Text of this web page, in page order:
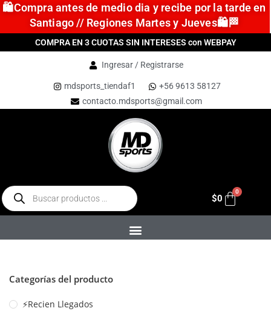
🛍️Compra antes de medio dia y recibe por la tarde en
Santiago // Regiones Martes y Jueves🛍️🏁
COMPRA EN 3 CUOTAS SIN INTERESES con WEBPAY
Ingresar / Registrarse
mdsports_tiendaf1
+56 9613 58127
contacto.mdsports@gmail.com
$0
Categorías del producto
⚡Recien Llegados